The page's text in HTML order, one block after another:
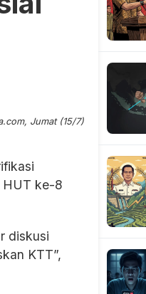
Jumat (15/7)
HUT ke-8
diskusi
KTT”,